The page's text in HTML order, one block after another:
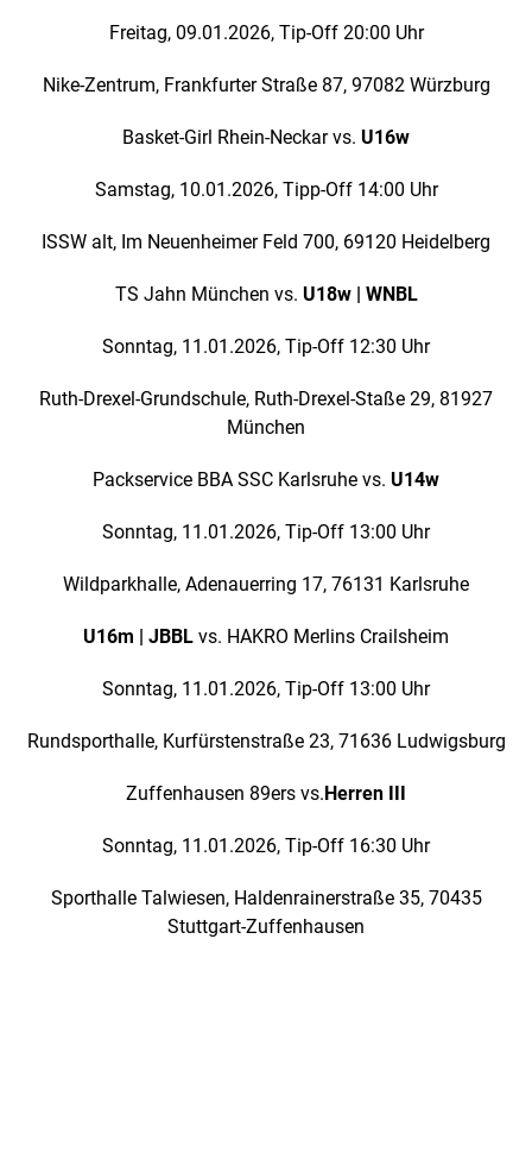
Freitag, 09.01.2026, Tip-Off 20:00 Uhr
Nike-Zentrum, Frankfurter Straße 87, 97082 Würzburg
Basket-Girl Rhein-Neckar vs. U16w
Samstag, 10.01.2026, Tipp-Off 14:00 Uhr
ISSW alt, Im Neuenheimer Feld 700, 69120 Heidelberg
TS Jahn München vs. U18w | WNBL
Sonntag, 11.01.2026, Tip-Off 12:30 Uhr
Ruth-Drexel-Grundschule, Ruth-Drexel-Staße 29, 81927
München
Packservice BBA SSC Karlsruhe vs. U14w
Sonntag, 11.01.2026, Tip-Off 13:00 Uhr
Wildparkhalle, Adenauerring 17, 76131 Karlsruhe
U16m | JBBL vs. HAKRO Merlins Crailsheim
Sonntag, 11.01.2026, Tip-Off 13:00 Uhr
Rundsporthalle, Kurfürstenstraße 23, 71636 Ludwigsburg
Zuffenhausen 89ers vs.Herren III
Sonntag, 11.01.2026, Tip-Off 16:30 Uhr
Sporthalle Talwiesen, Haldenrainerstraße 35, 70435
Stuttgart-Zuffenhausen